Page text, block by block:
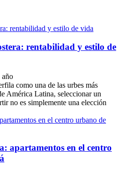
rentabilidad y estilo de
año
como una de las urbes más
América Latina, seleccionar un
no es simplemente una elección
apartamentos en el centro